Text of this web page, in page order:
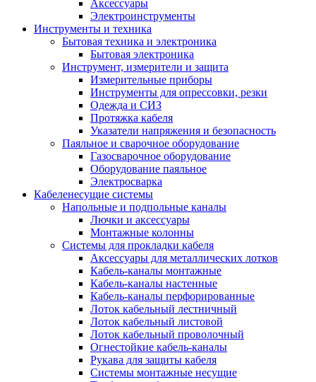
Аксессуары
Электроинструменты
Инструменты и техника
Бытовая техника и электроника
Бытовая электроника
Инструмент, измерители и защита
Измерительные приборы
Инструменты для опрессовки, резки
Одежда и СИЗ
Протяжка кабеля
Указатели напряжения и безопасность
Паяльное и сварочное оборудование
Газосварочное оборудование
Оборудование паяльное
Электросварка
Кабеленесущие системы
Напольные и подпольные каналы
Лючки и аксессуары
Монтажные колонны
Системы для прокладки кабеля
Аксессуары для металлических лотков
Кабель-каналы монтажные
Кабель-каналы настенные
Кабель-каналы перфорированные
Лоток кабельный лестничный
Лоток кабельный листовой
Лоток кабельный проволочный
Огнестойкие кабель-каналы
Рукава для защиты кабеля
Системы монтажные несущие